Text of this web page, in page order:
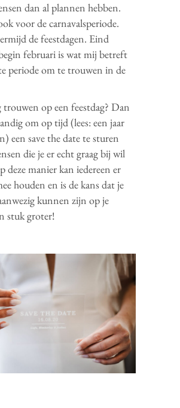
dan al plannen hebben.
voor de carnavalsperiode.
de feestdagen. Eind
februari is wat mij betreft
periode om te trouwen in de
trouwen op een feestdag? Dan
om op tijd (lees: een jaar
een save the date te sturen
die je er echt graag bij wil
deze manier kan iedereen er
houden en is de kans dat je
kunnen zijn op je
stuk groter!